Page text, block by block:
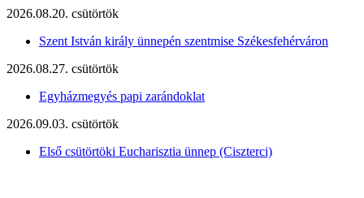
2026.08.20. csütörtök
Szent István király ünnepén szentmise Székesfehérváron
2026.08.27. csütörtök
Egyházmegyés papi zarándoklat
2026.09.03. csütörtök
Első csütörtöki Eucharisztia ünnep (Ciszterci)